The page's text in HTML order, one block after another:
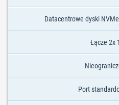
Datacentrowe dyski
Łącze 2x
Port